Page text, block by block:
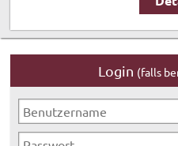
Login (falls